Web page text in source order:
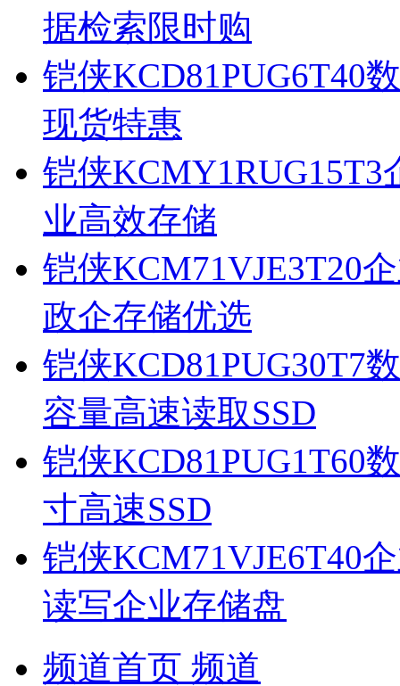
据检索限时购
铠侠KCD81PUG6T40
现货特惠
铠侠KCMY1RUG15T3
业高效存储
铠侠KCM71VJE3T20
政企存储优选
铠侠KCD81PUG30T7
容量高速读取SSD
铠侠KCD81PUG1T60
寸高速SSD
铠侠KCM71VJE6T40
读写企业存储盘
频道首页 频道